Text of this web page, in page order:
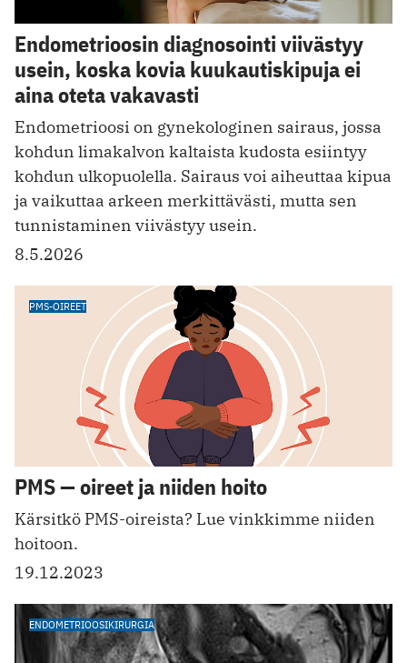
Endometrioosin diagnosointi viivästyy
usein, koska kovia kuukautiskipuja ei
aina oteta vakavasti
Endometrioosi on gynekologinen sairaus, jossa
kohdun limakalvon kaltaista kudosta esiintyy
kohdun ulkopuolella. Sairaus voi aiheuttaa kipua
ja vaikuttaa arkeen merkittävästi, mutta sen
tunnistaminen viivästyy usein.
8.5.2026
PMS-OIREET
PMS — oireet ja niiden hoito
Kärsitkö PMS-oireista? Lue vinkkimme niiden
hoitoon.
19.12.2023
ENDOMETRIOOSIKIRURGIA